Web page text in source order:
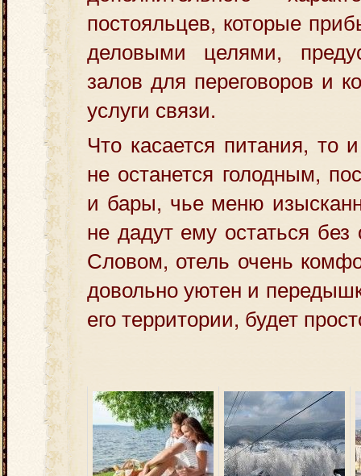
постояльцев, которые
деловыми целями,
залов для переговоров и
услуги связи.
Что касается питания, то
не останется голодным,
и бары, чье меню
не дадут ему остаться
Словом, отель очень
довольно уютен и
его территории, будет